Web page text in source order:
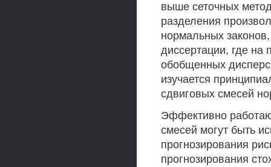
выше сеточных
разделения
нормальных
диссертации, где на
обобщенных
изучается
сдвиговых смесей
Эффективно
смесей могут быть
прогнозирования
прогнозирования